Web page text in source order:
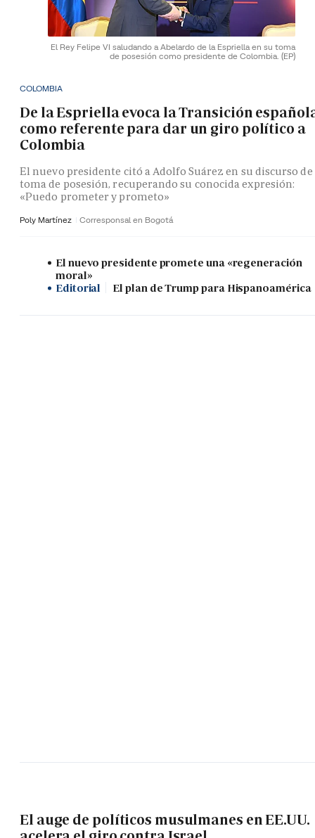
El Rey Felipe VI saludando a Abelardo de la Espriella en su toma
de posesión como presidente de Colombia. (EP)
COLOMBIA
De la Espriella evoca la Transición
como referente para dar un giro político a
Colombia
El nuevo presidente citó a Adolfo Suárez en su discurso de
toma de posesión, recuperando su conocida expresión:
«Puedo prometer y prometo»
Poly Martínez Corresponsal en Bogotá
El nuevo presidente promete una «regeneración
moral»
Editorial
El plan de Trump para Hispanoamérica
El auge de políticos musulmanes en EE.UU.